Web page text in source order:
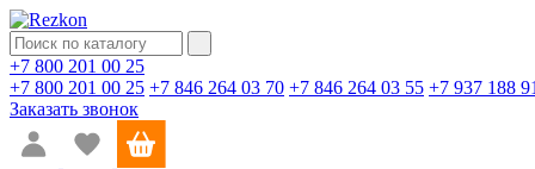
+7 800 201 00 25
+7 800 201 00 25 +7 846 264 03 70 +7 846 264 03 55 +7 937 188
Заказать звонок